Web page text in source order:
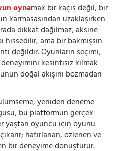
oynamak bir kaçış değil, bir
karmaşasından uzaklaşırken
dikkat dağılmaz, aksine
ama bir bakmışsın
değildir. Oyunların seçimi,
kesintisiz kılmak
doğal akışını bozmadan
yeniden deneme
bu platformun gerçek
yaştan oyuncu için oyunu
hatırlanan, özlenen ve
bir deneyime dönüştürür.